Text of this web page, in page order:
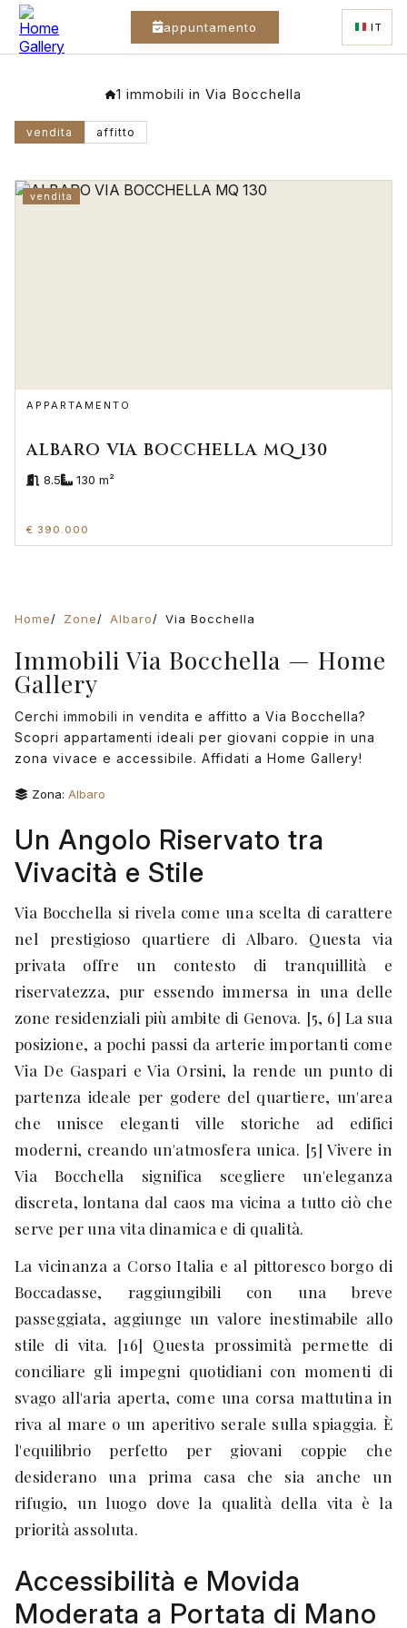
appuntamento IT
1 immobili in Via Bocchella
vendita affitto
vendita
APPARTAMENTO
ALBARO VIA BOCCHELLA MQ 130
8.5 130 m²
€ 390.000
Home Zone Albaro Via Bocchella
Immobili Via Bocchella — Home
Gallery
Cerchi immobili in vendita e affitto a Via Bocchella?
Scopri appartamenti ideali per giovani coppie in una
zona vivace e accessibile. Affidati a Home Gallery!
Zona: Albaro
Un Angolo Riservato tra
Vivacità e Stile
Via Bocchella si rivela come una scelta di carattere
nel prestigioso quartiere di Albaro. Questa via
privata offre un contesto di tranquillità e
riservatezza, pur essendo immersa in una delle
zone residenziali più ambite di Genova. [5, 6] La sua
posizione, a pochi passi da arterie importanti come
Via De Gaspari e Via Orsini, la rende un punto di
partenza ideale per godere del quartiere, un'area
che unisce eleganti ville storiche ad edifici
moderni, creando un'atmosfera unica. [5] Vivere in
Via Bocchella significa scegliere un'eleganza
discreta, lontana dal caos ma vicina a tutto ciò che
serve per una vita dinamica e di qualità.
La vicinanza a Corso Italia e al pittoresco borgo di
Boccadasse, raggiungibili con una breve
passeggiata, aggiunge un valore inestimabile allo
stile di vita. [16] Questa prossimità permette di
conciliare gli impegni quotidiani con momenti di
svago all'aria aperta, come una corsa mattutina in
riva al mare o un aperitivo serale sulla spiaggia. È
l'equilibrio perfetto per giovani coppie che
desiderano una prima casa che sia anche un
rifugio, un luogo dove la qualità della vita è la
priorità assoluta.
Accessibilità e Movida
Moderata a Portata di Mano